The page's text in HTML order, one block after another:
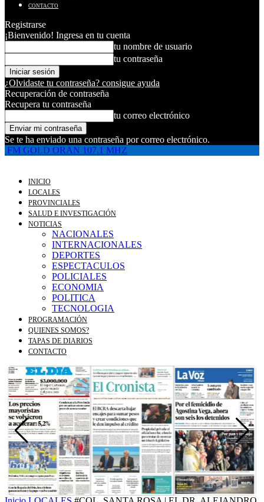
CONTACTO
Registrarse
¡Bienvenido! Ingresa en tu cuenta
tu nombre de usuario
tu contraseña
¿Olvidaste tu contraseña? consigue ayuda
Recuperación de contraseña
Recupera tu contraseña
tu correo electrónico
Se te ha enviado una contraseña por correo electrónico.
FM GOLD ORAN 107.1 MHZ
INICIO
LOCALES
PROVINCIALES
SALUD E INVESTIGACIÓN
NOTICIAS
NACIONALES
INTERNACIONALES
DEPORTES
ESPECTACULOS
POLICIALES
ECONOMIA
POLITICA
TECNOLOGIA
PROGRAMACIÓN
QUIENES SOMOS?
TAPAS DE DIARIOS
CONTACTO